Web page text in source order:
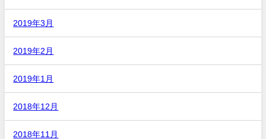
2019年3月
2019年2月
2019年1月
2018年12月
2018年11月